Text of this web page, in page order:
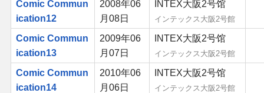
Comic Commun
ication12
2008年06
月08日
INTEX大阪2号馆
インテックス大阪2号館
Comic Commun
ication13
2009年06
月07日
INTEX大阪2号馆
インテックス大阪2号館
Comic Commun
ication14
2010年06
月06日
INTEX大阪2号馆
インテックス大阪2号館
THB协力
其他
联系管理员